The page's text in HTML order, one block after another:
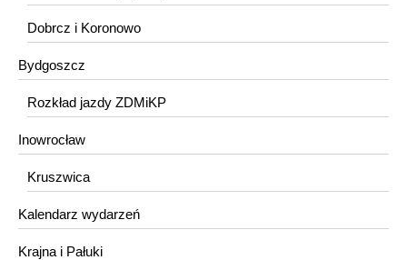
Dobrcz i Koronowo
Bydgoszcz
Rozkład jazdy ZDMiKP
Inowrocław
Kruszwica
Kalendarz wydarzeń
Krajna i Pałuki